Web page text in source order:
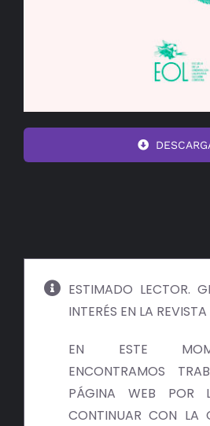
ESTIMADO LECTOR.
INTERÉS EN LA
EN ESTE
ENCONTRAMOS
PÁGINA WEB POR
CONTINUAR CON LA